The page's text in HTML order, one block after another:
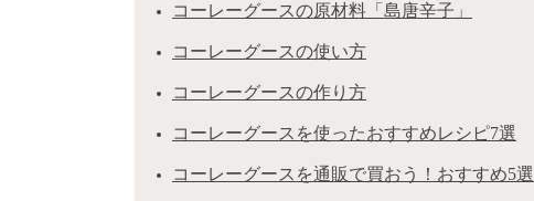
コーレーグースの原材料「島唐辛子」
コーレーグースの使い方
コーレーグースの作り方
コーレーグースを使ったおすすめレシピ7選
コーレーグースを通販で買おう！おすすめ5選